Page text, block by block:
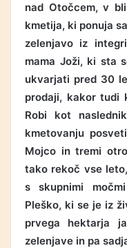
nad Otočcem, v
kmetija, ki ponuja
zelenjavo iz
mama Joži, ki sta
ukvarjati pred 30
prodaji, kakor tudi
Robi kot
kmetovanju
Mojco in tremi
tako rekoč vse
s skupnimi
Pleško, ki se je iz
prvega hektarja
zelenjave in pa